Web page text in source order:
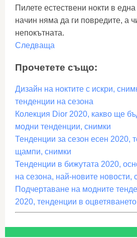
Пилете естествени нокти в
начин няма да ги повредите, а
непокътната.
Следваща
Прочетете също:
Дизайн на ноктите с искри,
тенденции на сезона
Колекция Dior 2020, какво ще
модни тенденции, снимки
Тенденции за сезон есен 2020,
щампи, снимки
Тенденции в бижутата 2020,
на сезона, най-новите новости,
Подчертаване на модните
2020, тенденции в